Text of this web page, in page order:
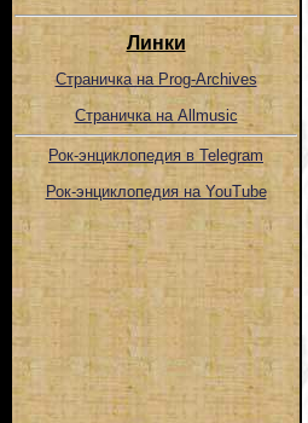
Линки
Страничка на Prog-Archives
Страничка на Allmusic
Рок-энциклопедия в Telegram
Рок-энциклопедия на YouTube